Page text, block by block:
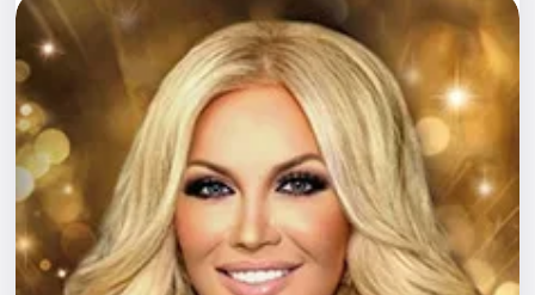
События
Города
Площадки
Артисты
Рейтинги